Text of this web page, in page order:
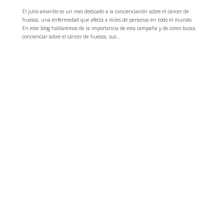
El julio amarillo es un mes dedicado a la concienciación sobre el cáncer de
huesos, una enfermedad que afecta a miles de personas en todo el mundo.
En este blog hablaremos de la importancia de esta campaña y de cómo busca
concienciar sobre el cáncer de huesos, sus...